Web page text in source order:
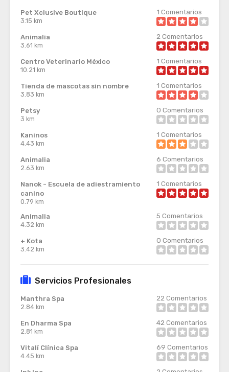
Pet Xclusive Boutique
3.15 km
1 Comentarios
Animalia
3.61 km
2 Comentarios
Centro Veterinario México
10.21 km
1 Comentarios
Tienda de mascotas sin nombre
3.83 km
1 Comentarios
Petsy
3 km
0 Comentarios
Kaninos
4.43 km
1 Comentarios
Animalia
2.63 km
6 Comentarios
Nanok - Escuela de adiestramiento
canino
0.79 km
1 Comentarios
Animalia
4.32 km
5 Comentarios
+ Kota
3.42 km
0 Comentarios
Servicios Profesionales
Manthra Spa
2.84 km
22 Comentarios
En Dharma Spa
2.81 km
42 Comentarios
Vitalí Clínica Spa
4.45 km
69 Comentarios